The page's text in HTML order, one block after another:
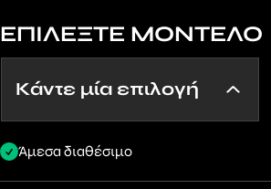
ΕΠΙΛΕΞΤΕ ΜΟΝΤΕΛΟ
Άμεσα διαθέσιμο